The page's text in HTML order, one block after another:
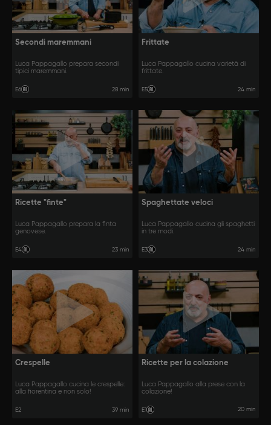
Secondi maremmani
Luca Pappagallo prepara secondi
tipici maremmani.
E6 28 min
Frittate
Luca Pappagallo cucina varietà di
frittate.
E5 24 min
Ricette "finte"
Luca Pappagallo prepara la finta
genovese.
E4 23 min
Spaghettate veloci
Luca Pappagallo cucina gli spaghetti
in tre modi.
E3 24 min
Crespelle
Luca Pappagallo cucina le crespelle:
alla fiorentina e non solo!
E2 39 min
Ricette per la colazione
Luca Pappagallo alla prese con la
colazione!
E1 20 min